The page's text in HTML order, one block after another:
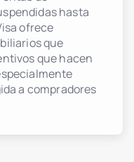
hasta
ofrece
que
que hacen
a compradores